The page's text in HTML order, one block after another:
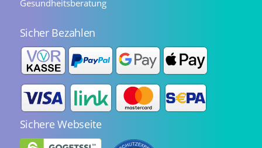
Gesundheitsberatung
Sicher Bezahlen
Sichere Webseite